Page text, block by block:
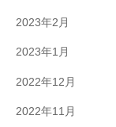
2023年2月
2023年1月
2022年12月
2022年11月